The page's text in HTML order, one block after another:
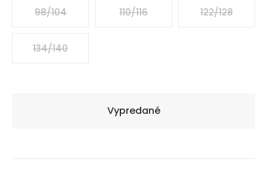
98/104 110/116 122/128
134/140
Vypredané